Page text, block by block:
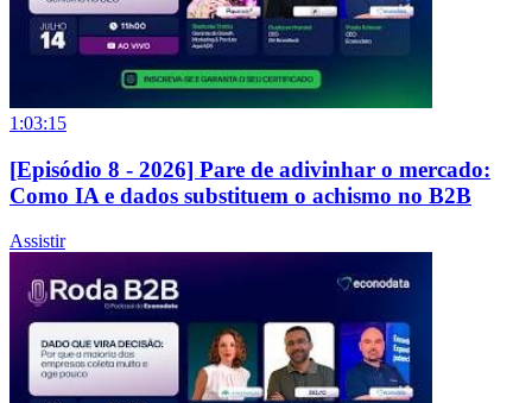
1:03:15
[Episódio 8 - 2026] Pare de adivinhar o mercado:
Como IA e dados substituem o achismo no B2B
Assistir